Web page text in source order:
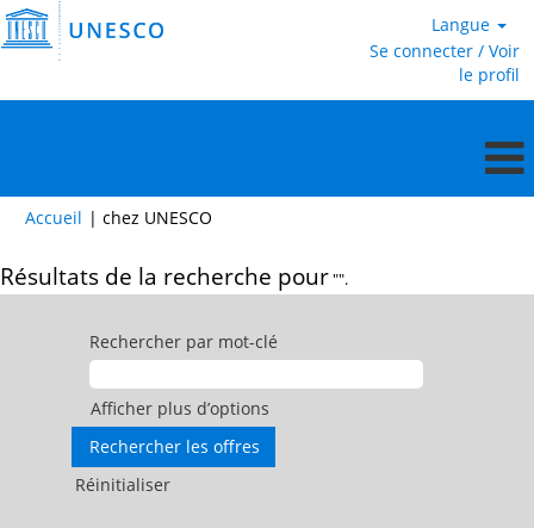
Langue
Se connecter / Voir
le profil
Accueil | chez UNESCO
Résultats de la recherche pour"".
Rechercher par mot-clé
Afficher plus d’options
Réinitialiser